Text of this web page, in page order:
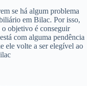
se há algum problema
em Bilac. Por isso,
o objetivo é conseguir
com alguma pendência
ele volte a ser elegível ao